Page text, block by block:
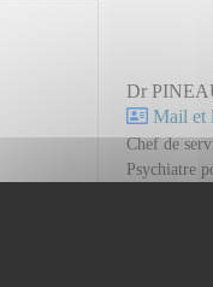
Dr
Mail et
Chef de
Psychiatre
Mail